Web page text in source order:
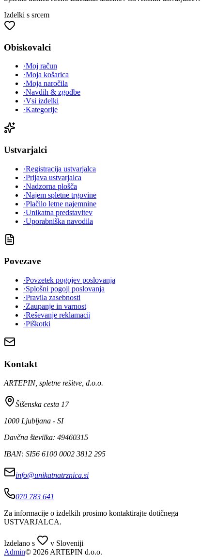
Izdelki s srcem
Obiskovalci
·Moj račun
·Moja košarica
·Moja naročila
·Navdih & zgodbe
·Vsi izdelki
·Kategorije
Ustvarjalci
·Registracija ustvarjalca
·Prijava ustvarjalca
·Nadzorna plošča
·Najem spletne trgovine
·Plačilo letne najemnine
·Unikatna predstavitev
·Uporabniška navodila
Povezave
·Povzetek pogojev poslovanja
·Splošni pogoji poslovanja
·Pravila zasebnosti
·Zaupanje in varnost
·Reševanje reklamacij
·Piškotki
Kontakt
ARTEPIN, spletne rešitve, d.o.o.
Šišenska cesta 17
1000 Ljubljana - SI
Davčna številka: 49460315
IBAN: SI56 6100 0002 3812 295
info@unikatnatrznica.si
070 783 641
Za informacije o izdelkih prosimo kontaktirajte dotičnega
USTVARJALCA.
Izdelano s
v Sloveniji
Admin© 2026 ARTEPIN d.o.o.